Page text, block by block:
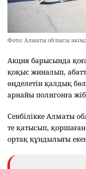
Фото: Алматы облысы
Акция барысында
қоқыс жиналып,
өңделетін қалдық
арнайы полигонға
Сенбілікке Алматы
те қатысып,
ортақ құндылығы